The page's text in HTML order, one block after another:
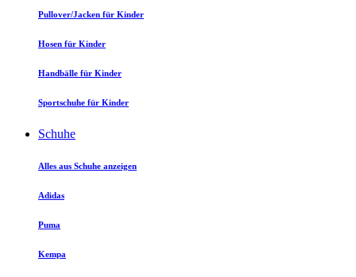
Pullover/Jacken für Kinder
Hosen für Kinder
Handbälle für Kinder
Sportschuhe für Kinder
Schuhe
Alles aus Schuhe anzeigen
Adidas
Puma
Kempa